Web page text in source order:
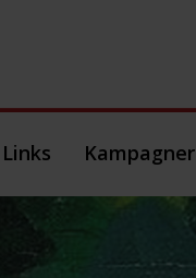
Links Kampagner